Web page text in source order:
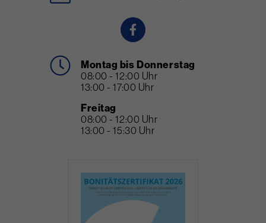
Montag bis Donnerstag
08:00 - 12:00 Uhr
13:00 - 17:00 Uhr
Freitag
08:00 - 12:00 Uhr
13:00 - 15:30 Uhr